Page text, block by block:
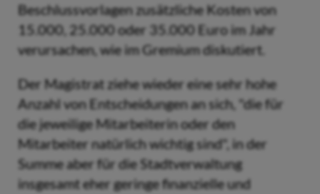
Beschlussvorlagen zusätzliche Kosten von
15.000, 25.000 oder 35.000 Euro im Jahr
verursachen, wie im Gremium diskutiert.
Der Magistrat ziehe wieder eine sehr hohe
Anzahl von Entscheidungen an sich, "die für
die jeweilige Mitarbeiterin oder den
Mitarbeiter natürlich wichtig sind", in der
Summe aber für die Stadtverwaltung
insgesamt eher geringe finanzielle und